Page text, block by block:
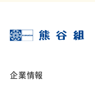
企業情報